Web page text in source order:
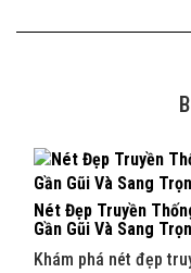
Nét Đẹp Truyền
Gần Gũi Và Sang
Khám phá nét đẹp